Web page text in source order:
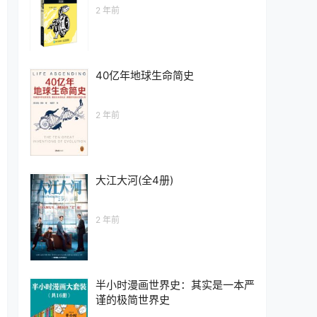
2 年前
40亿年地球生命简史
2 年前
大江大河(全4册)
2 年前
半小时漫画世界史：其实是一本严
谨的极简世界史